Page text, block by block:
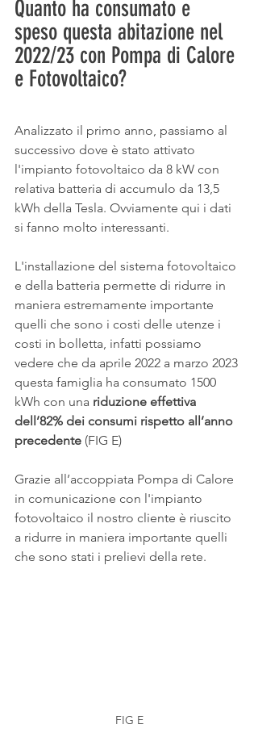
Quanto ha consumato e
speso questa abitazione nel
2022/23 con Pompa di Calore
e Fotovoltaico?
Analizzato il primo anno, passiamo al
successivo dove è stato attivato
l'impianto fotovoltaico da 8 kW con
relativa batteria di accumulo da 13,5
kWh della Tesla. Ovviamente qui i dati
si fanno molto interessanti.
L'installazione del sistema fotovoltaico
e della batteria permette di ridurre in
maniera estremamente importante
quelli che sono i costi delle utenze i
costi in bolletta, infatti possiamo
vedere che da aprile 2022 a marzo 2023
questa famiglia ha consumato 1500
kWh con una riduzione effettiva
dell’82% dei consumi rispetto all’anno
precedente (FIG E)
Grazie all’accoppiata Pompa di Calore
in comunicazione con l'impianto
fotovoltaico il nostro cliente è riuscito
a ridurre in maniera importante quelli
che sono stati i prelievi della rete.
FIG E